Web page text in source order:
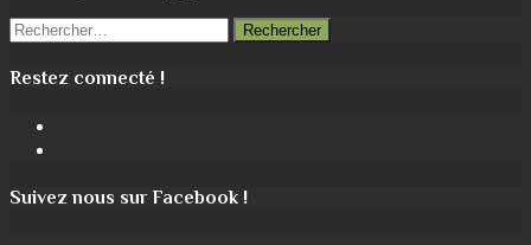
Rechercher :
Restez connecté !
Suivez nous sur Facebook !